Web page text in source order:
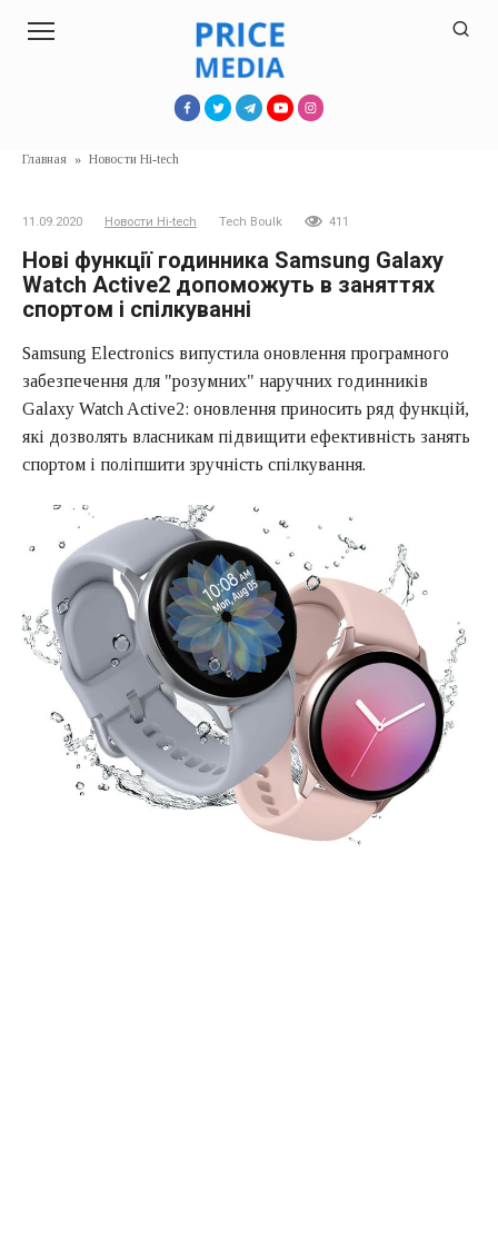
Главная » Новости Hi-tech
11.09.2020 Новости Hi-tech Tech Boulk 411
Нові функції годинника Samsung Galaxy
Watch Active2 допоможуть в заняттях
спортом і спілкуванні
Samsung Electronics випустила оновлення програмного
забезпечення для "розумних" наручних годинників
Galaxy Watch Active2: оновлення приносить ряд функцій,
які дозволять власникам підвищити ефективність занять
спортом і поліпшити зручність спілкування.